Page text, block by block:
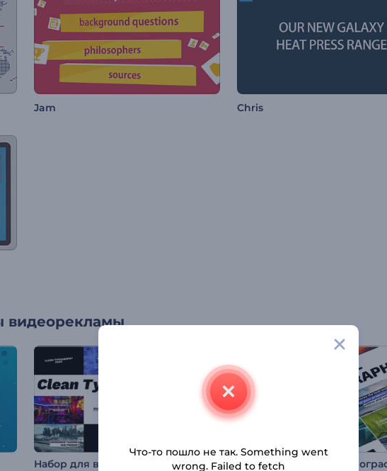
Jam Chris
видеорекламы
Набор для видео: Чистая типографика
Что-то пошло не так. Something went
wrong. Failed to fetch